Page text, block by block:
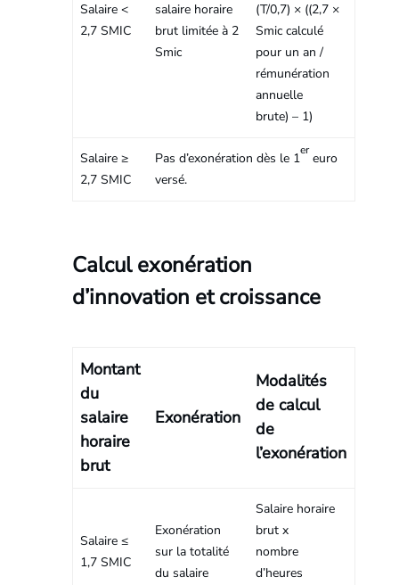
Salaire <
2,7 SMIC
salaire horaire
brut limitée à 2
Smic
(T/0,7) × ((2,7 ×
Smic calculé
pour un an /
rémunération
annuelle
brute) – 1)
Salaire ≥
2,7 SMIC
Pas d’exonération dès le 1er euro
versé.
Calcul exonération
d’innovation et croissance
Montant
du
salaire
horaire
brut
Exonération
Modalités
de calcul
de
l’exonération
Salaire ≤
1,7 SMIC
Exonération
sur la totalité
du salaire
Salaire horaire
brut x
nombre
d’heures